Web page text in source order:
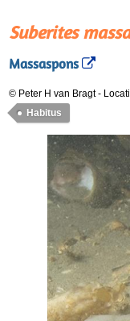
Suberites massa
Massaspons
© Peter H van Bragt-
Habitus